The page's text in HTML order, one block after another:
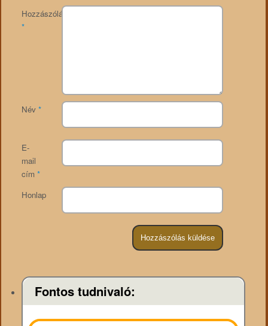
Hozzászólás
*
Név *
E-
mail
cím *
Honlap
Fontos tudnivaló: